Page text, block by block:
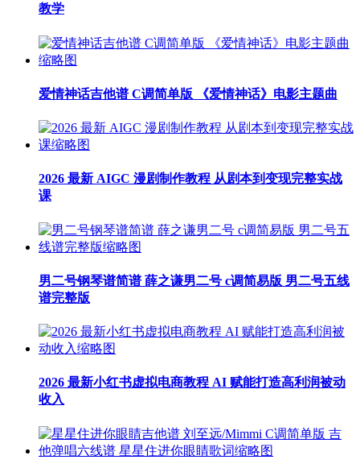
教学
爱情神话吉他谱 C调简单版 《爱情神话》电影主题曲
2026 最新 AIGC 漫剧制作教程 从剧本到变现完整实战
课
男二号钢琴谱简谱 薛之谦男二号 c调简易版 男二号五线
谱完整版
2026 最新小红书虚拟电商教程 AI 赋能打造高利润被动
收入